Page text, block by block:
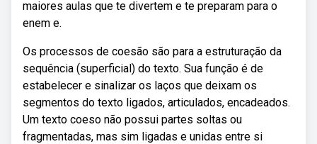
maiores aulas que te divertem e te preparam para o
enem e.
Os processos de coesão são para a estruturação da
sequência (superficial) do texto. Sua função é de
estabelecer e sinalizar os laços que deixam os
segmentos do texto ligados, articulados, encadeados.
Um texto coeso não possui partes soltas ou
fragmentadas, mas sim ligadas e unidas entre si